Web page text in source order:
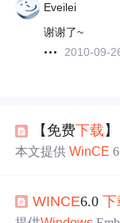
Eveilei
谢谢了~
2010-09-
【免费下载
本文提供WinCE
时提醒注意系统
研究。
WINCE6.0下